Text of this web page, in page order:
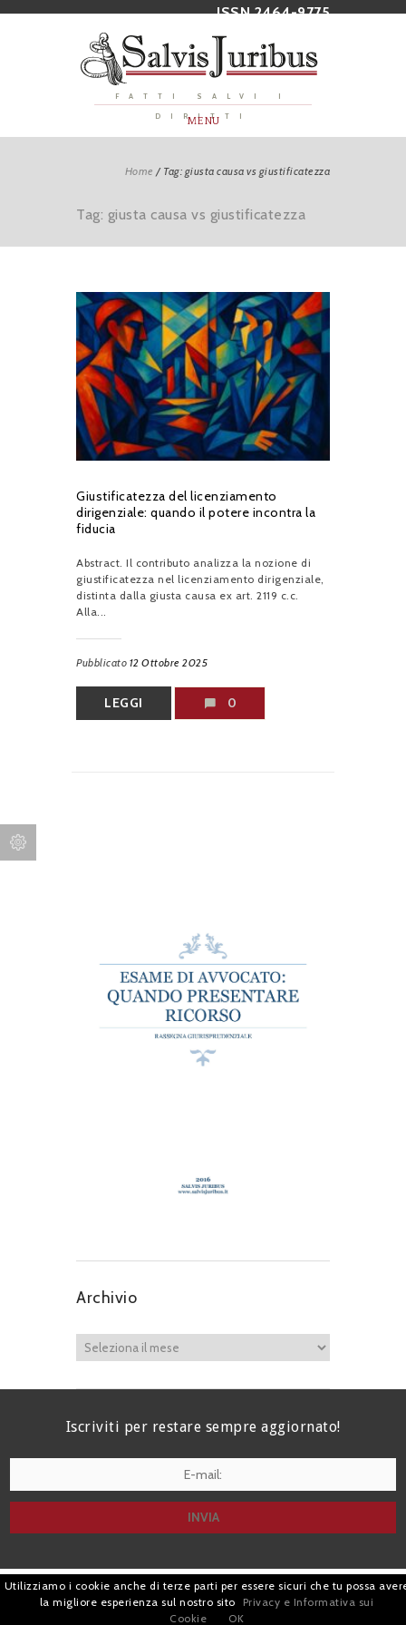
ISSN 2464-9775
FATTI SALVI I
DIRITTI
MENU
Home / Tag: giusta causa vs giustificatezza
Tag: giusta causa vs giustificatezza
Giustificatezza del licenziamento
dirigenziale: quando il potere incontra la
fiducia
Abstract. Il contributo analizza la nozione di
giustificatezza nel licenziamento dirigenziale,
distinta dalla giusta causa ex art. 2119 c.c.
Alla...
Pubblicato 12 Ottobre 2025
LEGGI 0
Archivio
Iscriviti per restare sempre aggiornato!
| Avv. Giacomo Romano |
Utilizziamo i cookie anche di terze parti per essere sicuri che tu possa
la migliore esperienza sul nostro sito
Privacy e Informativa sui
Cookie
OK